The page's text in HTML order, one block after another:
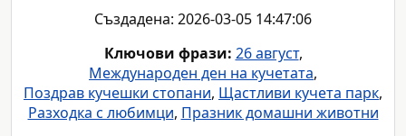
Създадена: 2026-03-05 14:47:06
Ключови фрази: 26 август,
Международен ден на кучетата,
Поздрав кучешки стопани, Щастливи кучета парк,
Разходка с любимци, Празник домашни животни